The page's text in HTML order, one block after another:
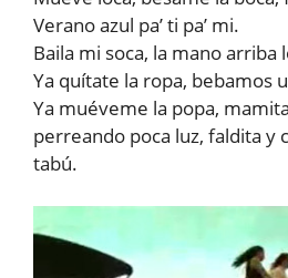
Verano azul pa’ ti pa’ mi.
Baila mi soca, la mano arriba
Ya quítate la ropa, bebamos
Ya muéveme la popa,
perreando poca luz, faldita y
tabú.